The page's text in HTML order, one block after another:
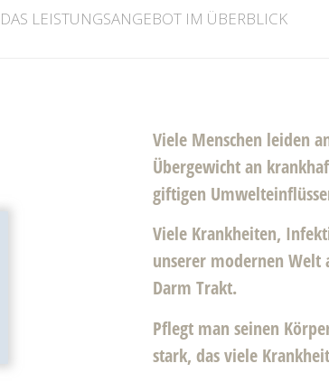
DAS LEISTUNGSANGEBOT IM ÜBERBLICK
Viele Menschen leiden
Übergewicht an
giftigen
Viele Krankheiten,
unserer modernen Welt
Darm Trakt.
Pflegt man seinen
stark, das viele